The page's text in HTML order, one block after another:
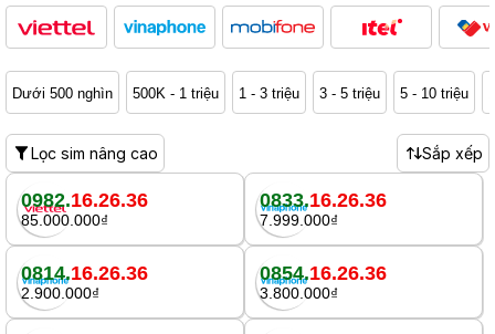
Dưới 500 nghìn 500K - 1 triệu 1 - 3 triệu 3 - 5 triệu 5 - 10 triệu
Lọc sim nâng cao Sắp xếp
0982.16.26.36
85.000.000₫
0833.16.26.36
7.999.000₫
0814.16.26.36
2.900.000₫
0854.16.26.36
3.800.000₫